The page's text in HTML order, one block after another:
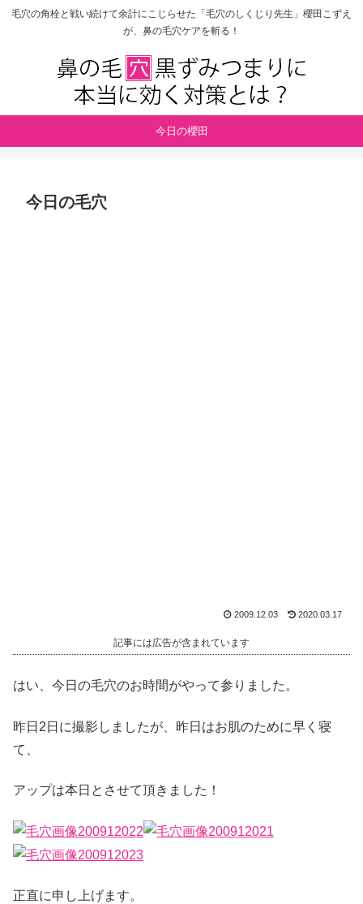
毛穴の角栓と戦い続けて余計にこじらせた「毛穴のしくじり先生」櫻田こずえ
が、鼻の毛穴ケアを斬る！
今日の櫻田
今日の毛穴
2009.12.03 2020.03.17
記事には広告が含まれています
はい、今日の毛穴のお時間がやって参りました。
昨日2日に撮影しましたが、昨日はお肌のために早く寝
て、
アップは本日とさせて頂きました！
正直に申し上げます。